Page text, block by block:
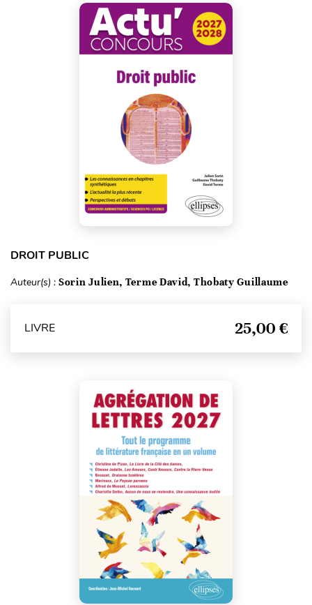
DROIT PUBLIC
Auteur(s) : Sorin Julien, Terme David, Thobaty Guillaume
LIVRE 25,00 €